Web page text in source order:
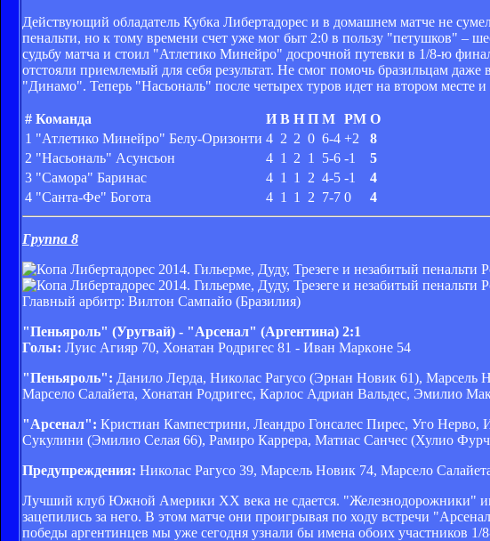
Действующий обладатель Кубка Либертадорес и в домашнем матче не
пенальти, но к тому времени счет уже мог быт 2:0 в пользу "петушков" –
судьбу матча и стоил "Атлетико Минейро" досрочной путевки в 1/8-ю
отстояли приемлемый для себя результат. Не смог помочь бразильцам
"Динамо". Теперь "Насьональ" после четырех туров идет на втором месте
# Команда И В Н П М РМ О
1 "Атлетико Минейро" Белу-Оризонти 4 2 2 0 6-4 +2
8
2 "Насьональ" Асунсьон 4 1 2 1 5-6 -1
5
3 "Самора" Баринас 4 1 1 2 4-5 -1
4
4 "Санта-Фе" Богота 4 1 1 2 7-7 0 4
Группа 8
Главный арбитр: Вилтон Сампайо (Бразилия)
"Пеньяроль" (Уругвай) - "Арсенал" (Аргентина) 2:1
Голы: Луис Агияр 70, Хонатан Родригес 81 - Иван Марконе 54
"Пеньяроль": Данило Лерда, Николас Рагусо (Эрнан Новик 61), Марсель
Марсело Салайета, Хонатан Родригес, Карлос Адриан Вальдес, Эмилио
"Арсенал": Кристиан Кампестрини, Леандро Гонсалес Пирес, Уго
Сукулини (Эмилио Селая 66), Рамиро Каррера, Матиас Санчес (Хулио
Предупреждения: Николас Рагусо 39, Марсель Новик 74, Марсело
Лучший клуб Южной Америки ХХ века не сдается. "Железнодорожники"
зацепились за него. В этом матче они проигрывая по ходу встречи
победы аргентинцев мы уже сегодня узнали бы имена обоих участников 1/